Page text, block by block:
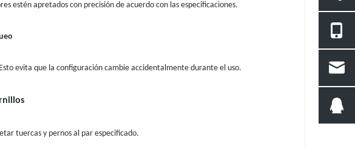
estén apretados con precisión de acuerdo con las especificaciones.
evita que la configuración cambie accidentalmente durante el uso.
tuercas y pernos al par especificado.